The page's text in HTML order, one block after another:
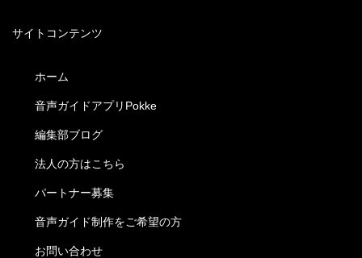
サイトコンテンツ
ホーム
音声ガイドアプリPokke
編集部ブログ
法人の方はこちら
パートナー募集
音声ガイド制作をご希望の方
お問い合わせ